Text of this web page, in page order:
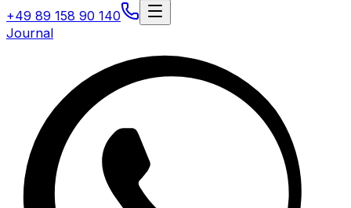
+49 89 158 90 140
Journal